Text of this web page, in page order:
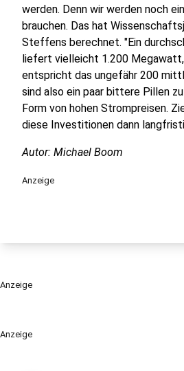
Anzeige
werden. Denn wir werden noch
brauchen. Das hat
Steffens berechnet. "Ein
liefert vielleicht 1.200
entspricht das ungefähr 200
sind also ein paar bittere Pillen
Form von hohen Strompreisen.
diese Investitionen dann
Autor: Michael Boom
Anzeige
Anzeige